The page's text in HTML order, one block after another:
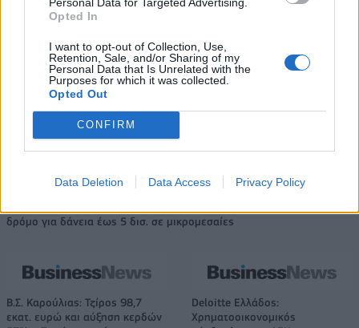
Opted In
I want to opt-out of Collection, Use,
Retention, Sale, and/or Sharing of my
Personal Data that Is Unrelated with the
Purposes for which it was collected.
Opted Out
CONFIRM
Data Deletion Data Access Privacy Policy
Νέο Audi A2 e-tron με στόχο την κορυφή της αποδοτικότητας
Σασλόγλου: «Ξεχνάμε ό,τι έγινε
και προχωράμε»
δρόμο για δάνεια έως 5 δισ. σε μικρομεσαίες
Β.Σ. Καρούλιας: Τζίρος 98,7
εκατ. ευρώ και αύξηση κερδών
Deloitte Ελλάδος:
Χρηματοοικονομικός